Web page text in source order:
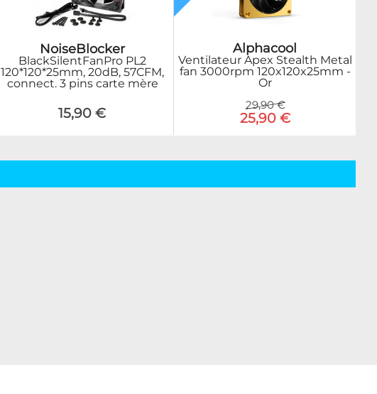
NoiseBlocker
BlackSilentFanPro PL2
120*120*25mm, 20dB, 57CFM,
connect. 3 pins carte mère
15,90 €
Alphacool
Ventilateur Apex Stealth Metal
fan 3000rpm 120x120x25mm -
Or
29,90 €
25,90 €